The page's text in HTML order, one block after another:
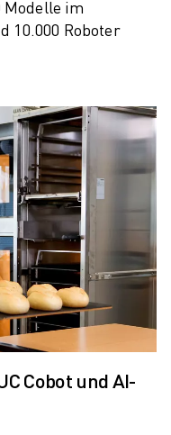
im
10.000 Roboter
Cobot und AI-